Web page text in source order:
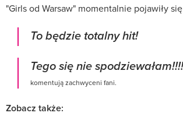
"Girls od Warsaw" momentalnie pojawiły
To będzie totalny hit!
Tego się nie spodziewałam!!!!
komentują zachwyceni fani.
Zobacz także: